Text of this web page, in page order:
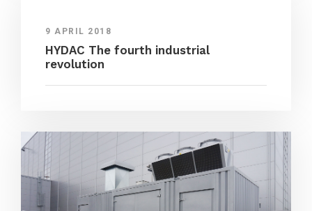
9 APRIL 2018
HYDAC The fourth industrial
revolution